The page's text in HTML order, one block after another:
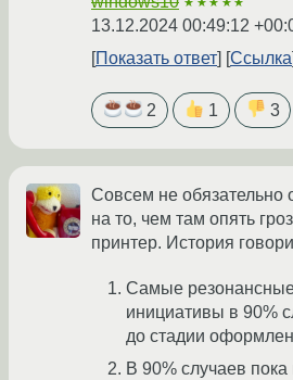
★★★★★
13.12.2024 00:49:12
Показать ответ
Ссылка
2 1 3
Совсем не обязательно
на то, чем там опять
принтер. История
Самые
инициативы в 90%
до стадии
В 90% случаев